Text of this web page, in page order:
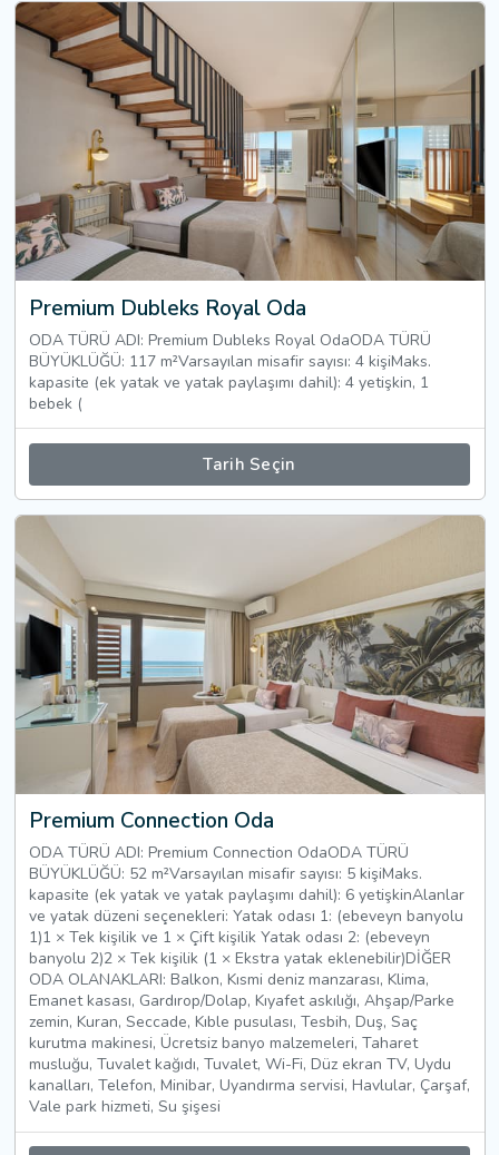
Premium Dubleks Royal Oda
ODA TÜRÜ ADI: Premium Dubleks Royal OdaODA TÜRÜ
BÜYÜKLÜĞÜ: 117 m²Varsayılan misafir sayısı: 4 kişiMaks.
kapasite (ek yatak ve yatak paylaşımı dahil): 4 yetişkin, 1
bebek (
Tarih Seçin
Premium Connection Oda
ODA TÜRÜ ADI: Premium Connection OdaODA TÜRÜ
BÜYÜKLÜĞÜ: 52 m²Varsayılan misafir sayısı: 5 kişiMaks.
kapasite (ek yatak ve yatak paylaşımı dahil): 6 yetişkinAlanlar
ve yatak düzeni seçenekleri: Yatak odası 1: (ebeveyn banyolu
1)1 × Tek kişilik ve 1 × Çift kişilik Yatak odası 2: (ebeveyn
banyolu 2)2 × Tek kişilik (1 × Ekstra yatak eklenebilir)DİĞER
ODA OLANAKLARI: Balkon, Kısmi deniz manzarası, Klima,
Emanet kasası, Gardırop/Dolap, Kıyafet askılığı, Ahşap/Parke
zemin, Kuran, Seccade, Kıble pusulası, Tesbih, Duş, Saç
kurutma makinesi, Ücretsiz banyo malzemeleri, Taharet
musluğu, Tuvalet kağıdı, Tuvalet, Wi-Fi, Düz ekran TV, Uydu
kanalları, Telefon, Minibar, Uyandırma servisi, Havlular, Çarşaf,
Vale park hizmeti, Su şişesi